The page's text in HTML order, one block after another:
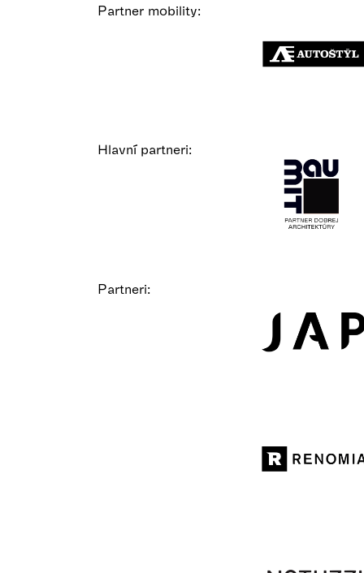
Partner mobility:
Hlavní partneri:
Partneri: